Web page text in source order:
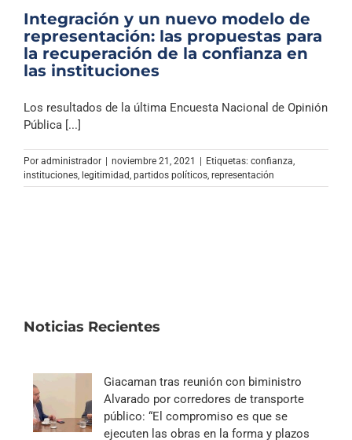
Integración y un nuevo modelo de
representación: las propuestas para
la recuperación de la confianza en
las instituciones
Los resultados de la última Encuesta Nacional de Opinión
Pública [...]
Por administrador noviembre 21, 2021 Etiquetas: confianza,
instituciones, legitimidad, partidos políticos, representación
Noticias Recientes
Giacaman tras reunión con biministro
Alvarado por corredores de transporte
público: “El compromiso es que se
ejecuten las obras en la forma y plazos